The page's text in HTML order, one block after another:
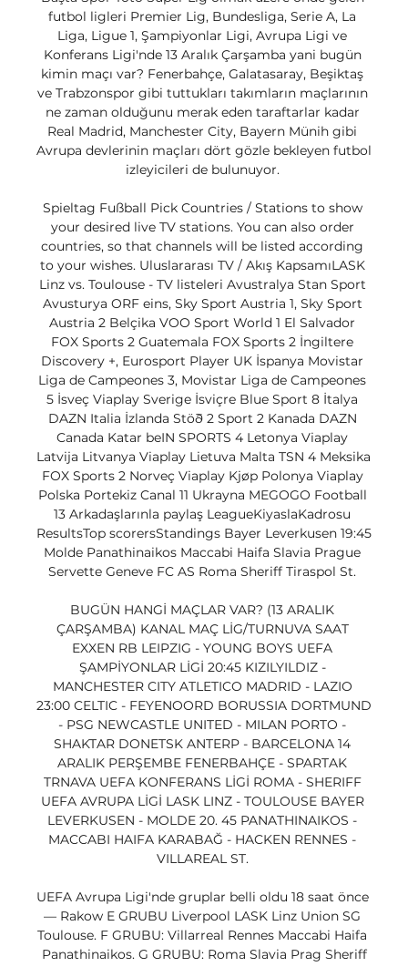
futbol ligleri Premier Lig, Bundesliga, Serie A, La
Liga, Ligue 1, Şampiyonlar Ligi, Avrupa Ligi ve
Konferans Ligi'nde 13 Aralık Çarşamba yani bugün
kimin maçı var? Fenerbahçe, Galatasaray, Beşiktaş
ve Trabzonspor gibi tuttukları takımların maçlarının
ne zaman olduğunu merak eden taraftarlar kadar
Real Madrid, Manchester City, Bayern Münih gibi
Avrupa devlerinin maçları dört gözle bekleyen futbol
izleyicileri de bulunuyor.
Spieltag Fußball Pick Countries / Stations to show
your desired live TV stations. You can also order
countries, so that channels will be listed according
to your wishes. Uluslararası TV / Akış KapsamıLASK
Linz vs. Toulouse - TV listeleri Avustralya Stan Sport
Avusturya ORF eins, Sky Sport Austria 1, Sky Sport
Austria 2 Belçika VOO Sport World 1 El Salvador
FOX Sports 2 Guatemala FOX Sports 2 İngiltere
Discovery +, Eurosport Player UK İspanya Movistar
Liga de Campeones 3, Movistar Liga de Campeones
5 İsveç Viaplay Sverige İsviçre Blue Sport 8 İtalya
DAZN Italia İzlanda Stöð 2 Sport 2 Kanada DAZN
Canada Katar beIN SPORTS 4 Letonya Viaplay
Latvija Litvanya Viaplay Lietuva Malta TSN 4 Meksika
FOX Sports 2 Norveç Viaplay Kjøp Polonya Viaplay
Polska Portekiz Canal 11 Ukrayna MEGOGO Football
13 Arkadaşlarınla ​​paylaş LeagueKiyaslaKadrosu
ResultsTop scorersStandings Bayer Leverkusen 19:45
Molde Panathinaikos Maccabi Haifa Slavia Prague
Servette Geneve FC AS Roma Sheriff Tiraspol St.
BUGÜN HANGİ MAÇLAR VAR? (13 ARALIK
ÇARŞAMBA) KANAL MAÇ LİG/TURNUVA SAAT
EXXEN RB LEIPZIG - YOUNG BOYS UEFA
ŞAMPİYONLAR LİGİ 20:45 KIZILYILDIZ -
MANCHESTER CITY ATLETICO MADRID - LAZIO
23:00 CELTIC - FEYENOORD BORUSSIA DORTMUND
- PSG NEWCASTLE UNITED - MILAN PORTO -
SHAKTAR DONETSK ANTERP - BARCELONA 14
ARALIK PERŞEMBE FENERBAHÇE - SPARTAK
TRNAVA UEFA KONFERANS LİGİ ROMA - SHERIFF
UEFA AVRUPA LİGİ LASK LINZ - TOULOUSE BAYER
LEVERKUSEN - MOLDE 20. 45 PANATHINAIKOS -
MACCABI HAIFA KARABAĞ - HACKEN RENNES -
VILLAREAL ST.
UEFA Avrupa Ligi'nde gruplar belli oldu 18 saat önce
— Rakow E GRUBU Liverpool LASK Linz Union SG
Toulouse. F GRUBU: Villarreal Rennes Maccabi Haifa
Panathinaikos. G GRUBU: Roma Slavia Prag Sheriff